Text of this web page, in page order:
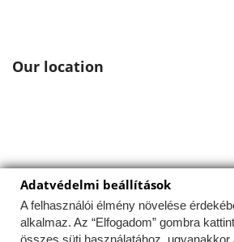
Ez a weboldal a felhasználói
érdekében
Az Uniós törvények
Our location
Adatvédelmi beállítások
A felhasználói élmény növelése
alkalmaz. Az “Elfogadom” gombra